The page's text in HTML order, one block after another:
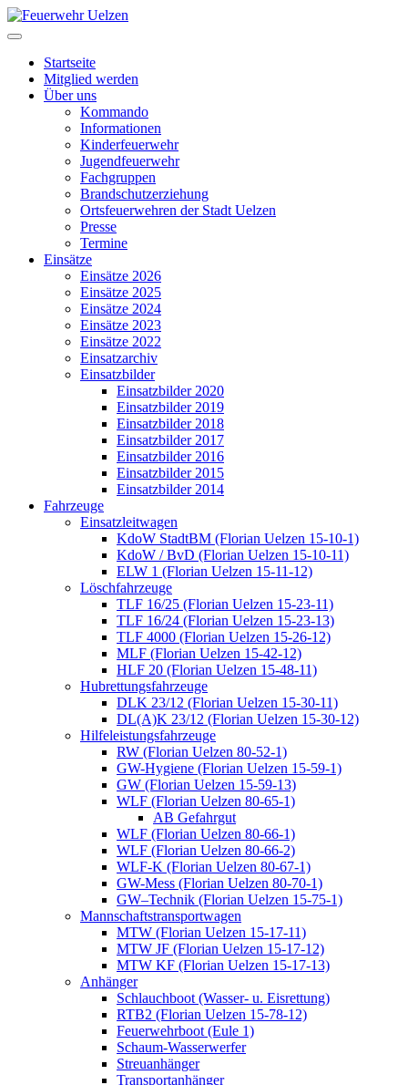
Startseite
Mitglied werden
Über uns
Kommando
Informationen
Kinderfeuerwehr
Jugendfeuerwehr
Fachgruppen
Brandschutzerziehung
Ortsfeuerwehren der Stadt Uelzen
Presse
Termine
Einsätze
Einsätze 2026
Einsätze 2025
Einsätze 2024
Einsätze 2023
Einsätze 2022
Einsatzarchiv
Einsatzbilder
Einsatzbilder 2020
Einsatzbilder 2019
Einsatzbilder 2018
Einsatzbilder 2017
Einsatzbilder 2016
Einsatzbilder 2015
Einsatzbilder 2014
Fahrzeuge
Einsatzleitwagen
KdoW StadtBM (Florian Uelzen 15-10-1)
KdoW / BvD (Florian Uelzen 15-10-11)
ELW 1 (Florian Uelzen 15-11-12)
Löschfahrzeuge
TLF 16/25 (Florian Uelzen 15-23-11)
TLF 16/24 (Florian Uelzen 15-23-13)
TLF 4000 (Florian Uelzen 15-26-12)
MLF (Florian Uelzen 15-42-12)
HLF 20 (Florian Uelzen 15-48-11)
Hubrettungsfahrzeuge
DLK 23/12 (Florian Uelzen 15-30-11)
DL(A)K 23/12 (Florian Uelzen 15-30-12)
Hilfeleistungsfahrzeuge
RW (Florian Uelzen 80-52-1)
GW-Hygiene (Florian Uelzen 15-59-1)
GW (Florian Uelzen 15-59-13)
WLF (Florian Uelzen 80-65-1)
AB Gefahrgut
WLF (Florian Uelzen 80-66-1)
WLF (Florian Uelzen 80-66-2)
WLF-K (Florian Uelzen 80-67-1)
GW-Mess (Florian Uelzen 80-70-1)
GW–Technik (Florian Uelzen 15-75-1)
Mannschaftstransportwagen
MTW (Florian Uelzen 15-17-11)
MTW JF (Florian Uelzen 15-17-12)
MTW KF (Florian Uelzen 15-17-13)
Anhänger
Schlauchboot (Wasser- u. Eisrettung)
RTB2 (Florian Uelzen 15-78-12)
Feuerwehrboot (Eule 1)
Schaum-Wasserwerfer
Streuanhänger
Transportanhänger